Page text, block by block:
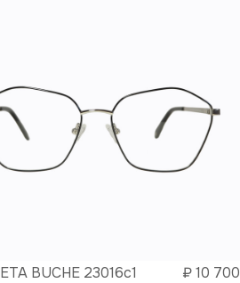
BUCHE 23016c1 ₽10 700